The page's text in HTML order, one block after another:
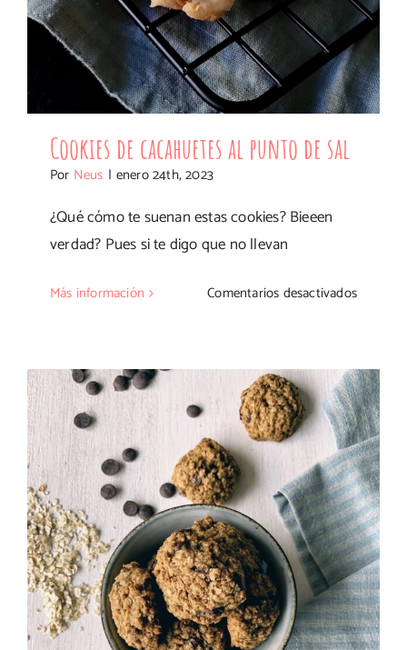
Cookies de cacahuetes al punto de sal
Por Neus | enero 24th, 2023
¿Qué cómo te suenan estas cookies? Bieeen
verdad? Pues si te digo que no llevan
Más información Comentarios desactivadosen
al
punto
de
sal
Cookies de avena con canela